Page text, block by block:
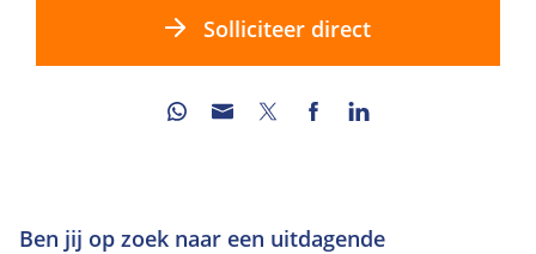
Solliciteer direct
Ben jij op zoek naar een uitdagende